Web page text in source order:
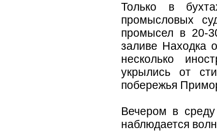
Только в
промысловых
промысел в 20-
заливе Находка
несколько
укрылись от
побережья
Вечером в
наблюдается